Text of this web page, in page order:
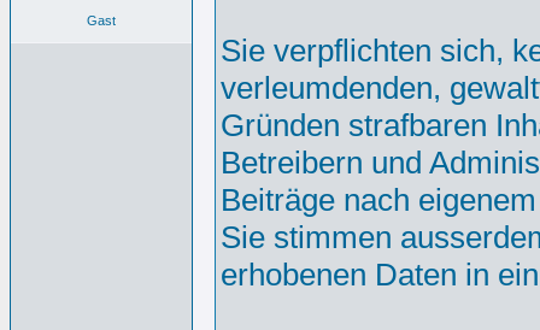
Gast
Sie verpflichten sich,
verleumdenden,
Gründen strafbaren
Betreibern und
Beiträge nach
Sie stimmen
erhobenen Daten in